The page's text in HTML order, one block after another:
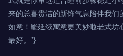
来的总喜贵洁的新饰气息陪伴我们
如意！能延续寓意更美妙啦老式坊
最好。”}